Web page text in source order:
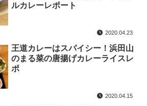
ルカレーレポート
2020.04.23
王道カレーはスパイシー！浜田山
のまる菜の唐揚げカレーライスレ
ポ
2020.04.15